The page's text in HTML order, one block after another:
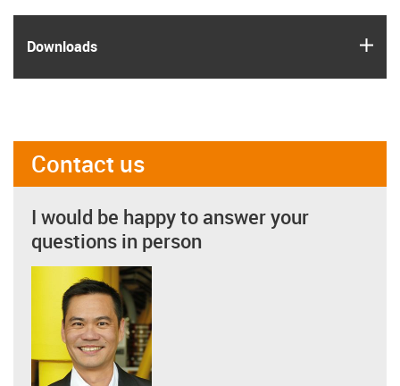
Downloads
Contact us
I would be happy to answer your
questions in person